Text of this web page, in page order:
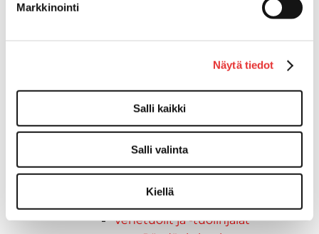
Markkinointi
Näytä tiedot
Salli kaikki
Salli valinta
Kiellä
Makea vesi
Keulatasot
Hankaimet
Galvanoitu
Messinki/kromattu
Kevytmetalli
Muovia
Venetuolit ja -tuolinjalat